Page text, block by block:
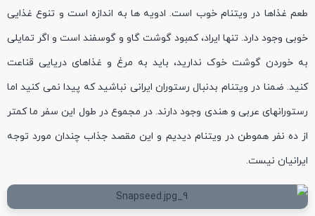
طعم غذاها در ویتنام خوب است. ادویه ها به اندازه است و تنوع غذایی
خوبی وجود دارد. تنها ایراد، کمبود گوشت گاو و گوسفند است و اگر تمایلی
به خوردن گوشت خوک ندارید، باید به مرغ و غذاهای دریایی قناعت
کنید. ضمنا در ویتنام بدنبال رستوران ایرانی نباشید که پیدا نمی کنید اما
رستورانهای عربی و هندی وجود دارند. در مجموع در طول این سفر ما کمتر
از ده نفر هموطن در ویتنام دیدیم و این مقصد جذاب چندان مورد توجه
ایرانیان نیست.